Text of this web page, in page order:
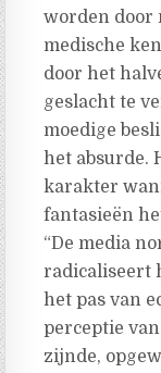
worden door
medische
door het
geslacht te
moedige
het absurde.
karakter
fantasieën
“De media
radicaliseert
het pas van
perceptie
zijnde,